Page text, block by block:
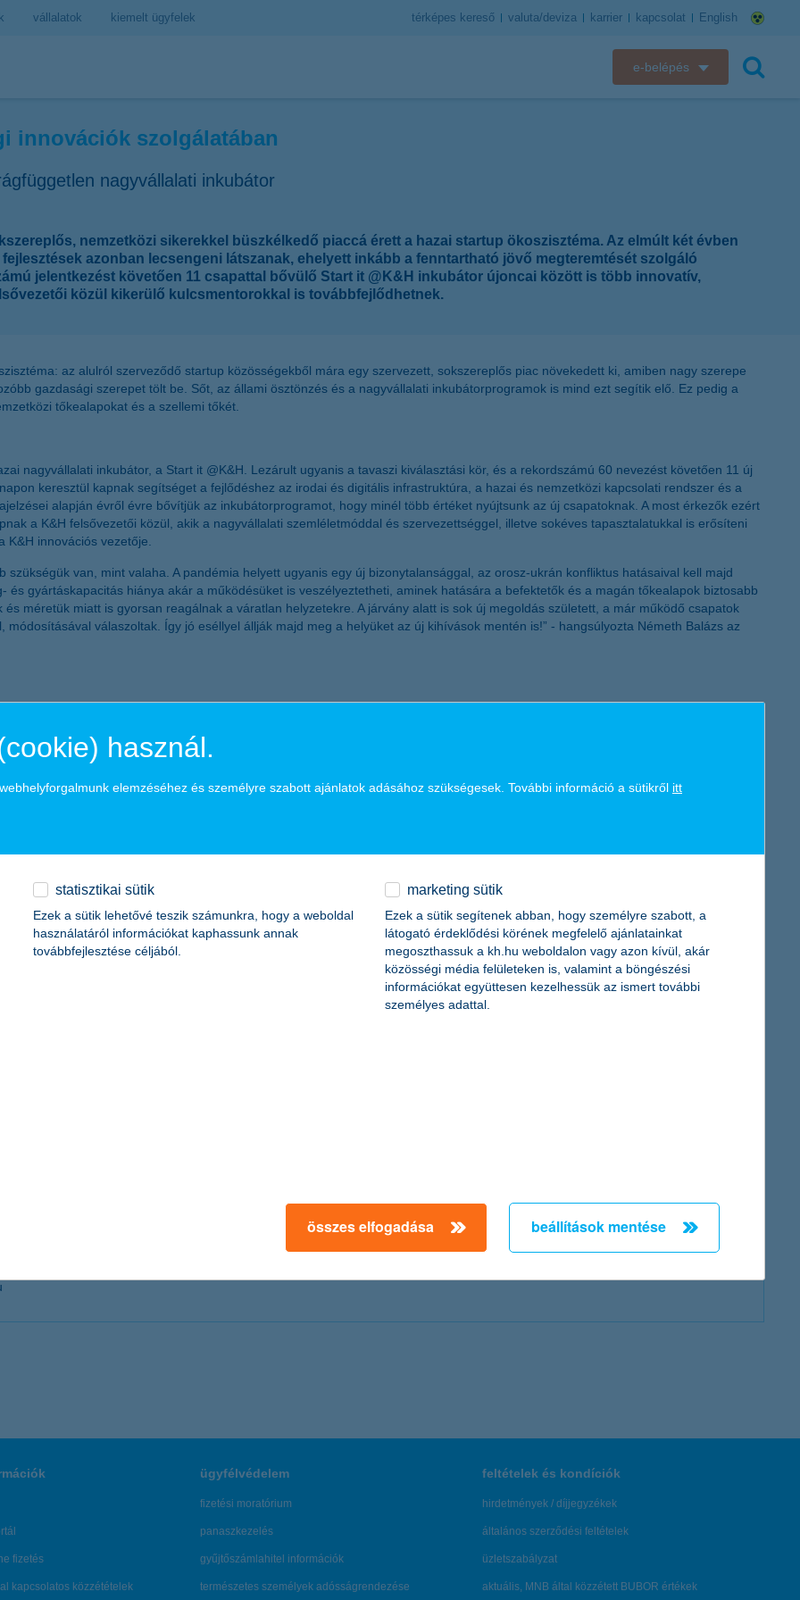
vállalatok kiemelt ügyfelek térképes kereső valuta/deviza karrier kapcsolat English
e-belépés
K&H web Electra
K&H Biztosító ügyfélportál
K&H e-kártyafelület
innovációk szolgálatában
nagyvállalati inkubátor
nemzetközi sikerekkel büszkélkedő piaccá érett a hazai startup ökoszisztéma. Az elmúlt két évben
azonban lecsengeni látszanak, ehelyett inkább a fenntartható jövő megteremtését szolgáló
jelentkezést követően 11 csapattal bővülő Start it @K&H inkubátor újoncai között is több innovatív,
közül kikerülő kulcsmentorokkal is továbbfejlődhetnek.
az alulról szerveződő startup közösségekből mára egy szervezett, sokszereplős piac növekedett ki, amiben nagy szerepe
gazdasági szerepet tölt be. Sőt, az állami ösztönzés és a nagyvállalati inkubátorprogramok is mind ezt segítik elő. Ez pedig a
tőkealapokat és a szellemi tőkét.
nagyvállalati inkubátor, a Start it @K&H. Lezárult ugyanis a tavaszi kiválasztási kör, és a rekordszámú 60 nevezést követően 11 új
keresztül kapnak segítséget a fejlődéshez az irodai és digitális infrastruktúra, a hazai és nemzetközi kapcsolati rendszer és a
alapján évről évre bővítjük az inkubátorprogramot, hogy minél több értéket nyújtsunk az új csapatoknak. A most érkezők ezért
a K&H felsővezetői közül, akik a nagyvállalati szemléletmóddal és szervezettséggel, illetve sokéves tapasztalatukkal is erősíteni
a K&H innovációs vezetője.
van, mint valaha. A pandémia helyett ugyanis egy új bizonytalansággal, az orosz-ukrán konfliktus hatásaival kell majd
és gyártáskapacitás hiánya akár a működésüket is veszélyeztetheti, aminek hatására a befektetők és a magán tőkealapok biztosabb
méretük miatt is gyorsan reagálnak a váratlan helyzetekre. A járvány alatt is sok új megoldás született, a már működő csapatok
válaszoltak. Így jó eséllyel állják majd meg a helyüket az új kihívások mentén is!” - hangsúlyozta Németh Balázs az
megoldások kaptak kiemelt szerepet. Most viszont sok csapat a társadalmi és környezeti szerepvállalás irányába lép tovább.
a fenntarthatósági megoldások, 3 startup kifejezetten ennek jegyében került be az inkubátorba” - tette hozzá Németh Balázs. A
mint az elektromos autók akkumulátorának újrahasznosítása vagy a vízszennyezés automatizált elemzése. A jövőben
építve egy energia tárolóeszközt alakít ki, aminek a segítségével áthidalható a napi energiaár ingadozás
tesz lehetővé a digitális világban
energiát és pénzt spórol meg
segíti összekötni a generációkat
a felhasználó az ízlése alapján válogathat a helyek közül, egyéni promóciók és akciók közül is választhat
fizetés
kapcsolatos közzétételek
ügyfélvédelem
fizetési moratórium
panaszkezelés
gyűjtőszámlahitel információk
természetes személyek adósságrendezése
feltételek és kondíciók
hirdetmények / díjjegyzékek
általános szerződési feltételek
üzletszabályzat
aktuális, MNB által közzétett BUBOR értékek
használ.
elemzéséhez és személyre szabott ajánlatok adásához szükségesek. További információ a sütikről itt
statisztikai sütik
Ezek a sütik lehetővé teszik számunkra, hogy a weboldal
használatáról információkat kaphassunk annak
továbbfejlesztése céljából.
marketing sütik
Ezek a sütik segítenek abban, hogy személyre szabott, a
látogató érdeklődési körének megfelelő ajánlatainkat
megoszthassuk a kh.hu weboldalon vagy azon kívül, akár
közösségi média felületeken is, valamint a böngészési
információkat együttesen kezelhessük az ismert további
személyes adattal.
összes elfogadása beállítások mentése